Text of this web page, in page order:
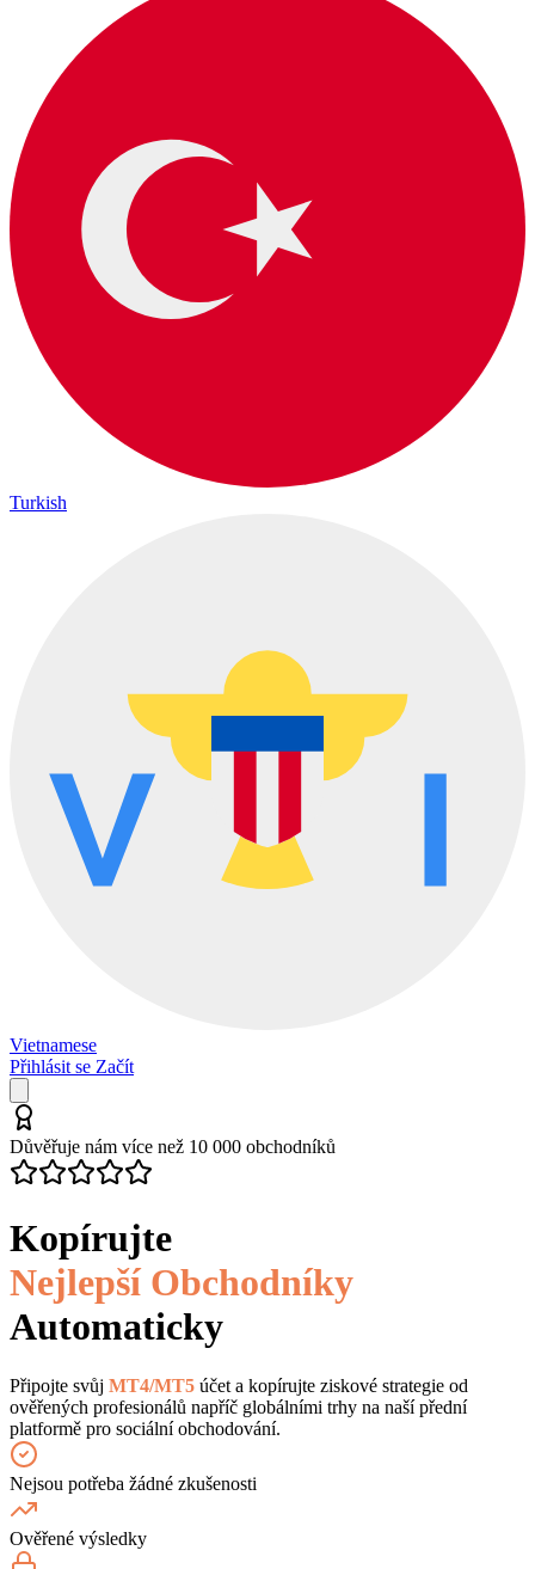
Turkish
Vietnamese
Přihlásit se Začít
Důvěřuje nám více než 10 000 obchodníků
Kopírujte
Nejlepší Obchodníky
Automaticky
Připojte svůj MT4/MT5 účet a kopírujte ziskové strategie od
ověřených profesionálů napříč globálními trhy na naší přední
platformě pro sociální obchodování.
Nejsou potřeba žádné zkušenosti
Ověřené výsledky